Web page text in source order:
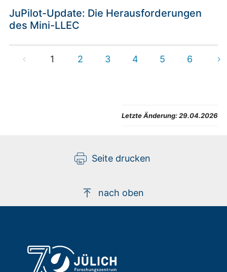
JuPilot-Update: Die Herausforderungen
des Mini-LLEC
1 2 3 4 5 6
Letzte Änderung:29.04.2026
Seite drucken
nach oben